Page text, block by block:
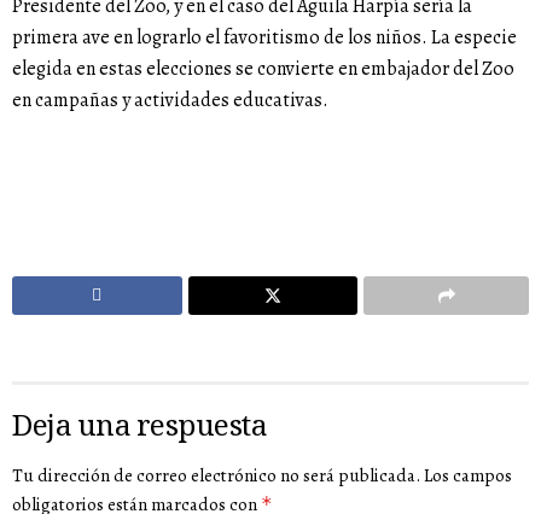
Presidente del Zoo, y en el caso del Águila Harpía sería la
primera ave en lograrlo el favoritismo de los niños. La especie
elegida en estas elecciones se convierte en embajador del Zoo
en campañas y actividades educativas.
Deja una respuesta
Tu dirección de correo electrónico no será publicada. Los campos
obligatorios están marcados con *